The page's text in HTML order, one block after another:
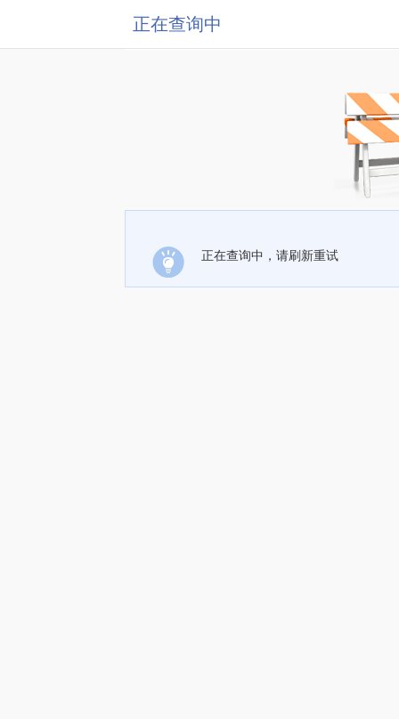
正在查询中
正在查询中，请刷新重试